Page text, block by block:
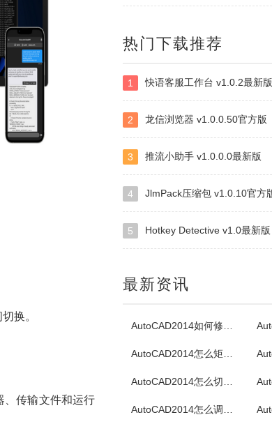
切换。
传输文件和运行
BlueScreenView
ZipCentral
热门下载推荐
1 快语客服工作台 v1.0.2最新版
2 龙信浏览器 v1.0.0.50官方版
3 推流小助手 v1.0.0.0最新版
4 JlmPack压缩包 v1.0.10官方
5 Hotkey Detective v1.0最新版
最新资讯
AutoCAD2014如何修改标注文字
AutoCAD2014怎么矩阵阵列
AutoCAD2014怎么切换经典模式
AutoCAD2014怎么调出工具栏